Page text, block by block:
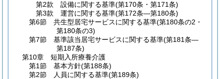
第2款
設備に関する基準(第170条・第171条)
第3款
運営に関する基準(第172条―第180条)
第6節
共生型居宅サービスに関する基準(第180条の2・
第180条の3)
第7節
基準該当居宅サービスに関する基準(第181条―
第187条)
第10章
短期入所療養介護
第1節
基本方針(第188条)
第2節
人員に関する基準(第189条)